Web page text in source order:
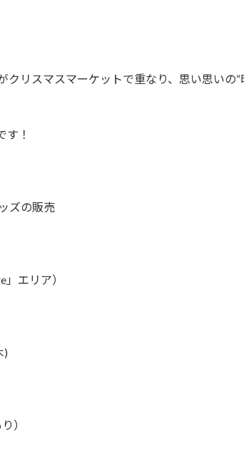
クリスマスマーケットで重なり、思い思いの
！
ズの販売
エリア）
)
）